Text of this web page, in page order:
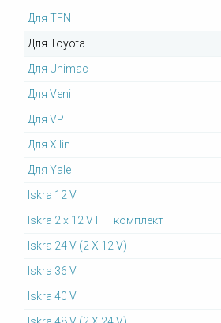
Для TFN
Для Toyota
Для Unimac
Для Veni
Для VP
Для Xilin
Для Yale
Iskra 12 V
Iskra 2 x 12 V Г – комплект
Iskra 24 V (2 X 12 V)
Iskra 36 V
Iskra 40 V